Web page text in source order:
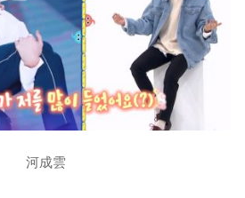
河成雲